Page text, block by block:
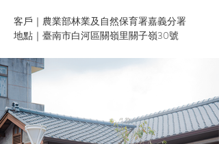
客戶｜農業部林業及自然保育署嘉義分署
地點｜臺南市白河區關嶺里關子嶺30號